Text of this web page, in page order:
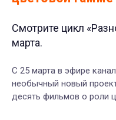
Смотрите цикл
марта.
C 25 марта в эфире
необычный новый
десять фильмов о роли